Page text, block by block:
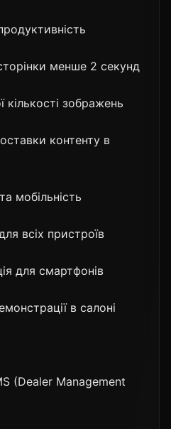
менше 2 секунд
кількості зображень
контенту в
мобільність
всіх пристроїв
для смартфонів
в салоні
(Dealer Management